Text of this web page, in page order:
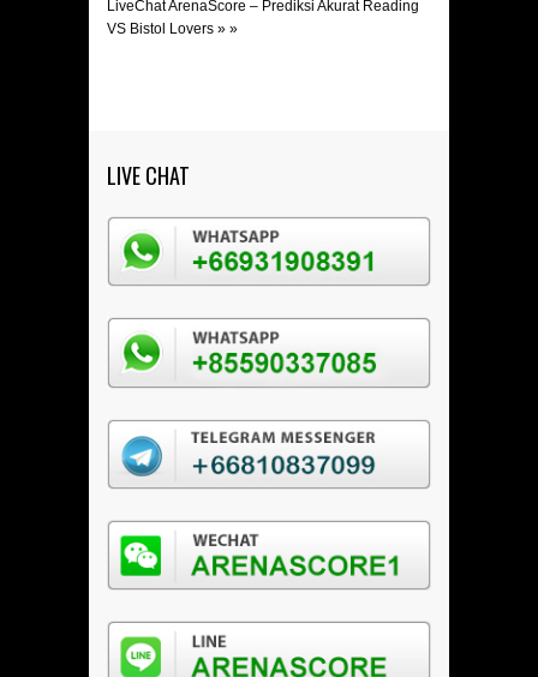
LiveChat ArenaScore – Prediksi Akurat Reading
VS Bistol Lovers » »
LIVE CHAT